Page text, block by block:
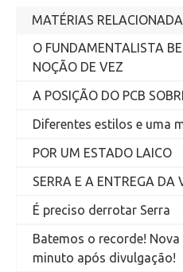
MATÉRIAS
O FUNDAMENTALISTA
NOÇÃO DE VEZ
A POSIÇÃO DO PCB
Diferentes estilos e uma
POR UM ESTADO LAICO
SERRA E A ENTREGA DA
É preciso derrotar Serra
Batemos o recorde!
minuto após divulgação!